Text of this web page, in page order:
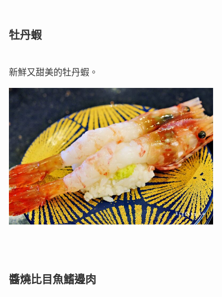
牡丹蝦
新鮮又甜美的牡丹蝦。
醬燒比目魚鰭邊肉